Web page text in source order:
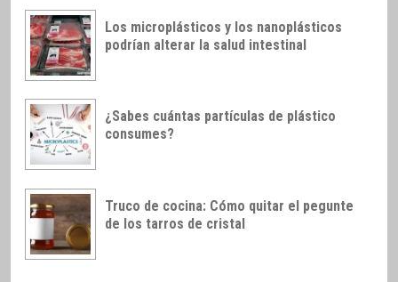
Los microplásticos y los nanoplásticos
podrían alterar la salud intestinal
¿Sabes cuántas partículas de plástico
consumes?
Truco de cocina: Cómo quitar el pegunte
de los tarros de cristal